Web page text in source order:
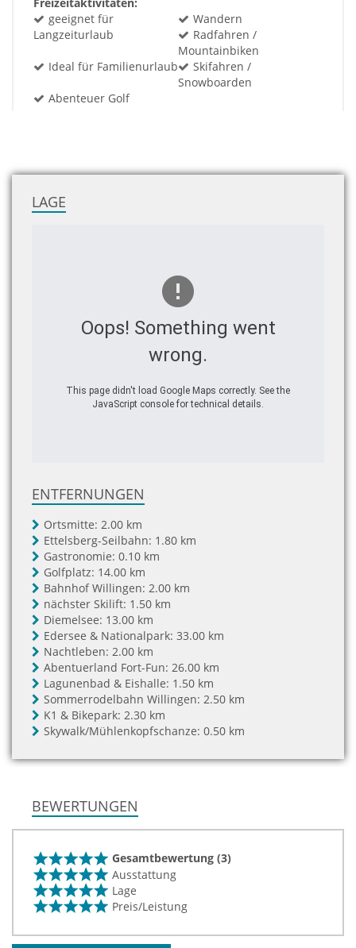
geeignet für
Langzeiturlaub
Wandern
Radfahren /
Mountainbiken
Ideal für Familienurlaub
Skifahren /
Snowboarden
Abenteuer Golf
LAGE
Oops! Something went
wrong.
This page didn't load Google Maps correctly. See the
JavaScript console for technical details.
ENTFERNUNGEN
Ortsmitte: 2.00 km
Ettelsberg-Seilbahn: 1.80 km
Gastronomie: 0.10 km
Golfplatz: 14.00 km
Bahnhof Willingen: 2.00 km
nächster Skilift: 1.50 km
Diemelsee: 13.00 km
Edersee & Nationalpark: 33.00 km
Nachtleben: 2.00 km
Abentuerland Fort-Fun: 26.00 km
Lagunenbad & Eishalle: 1.50 km
Sommerrodelbahn Willingen: 2.50 km
K1 & Bikepark: 2.30 km
Skywalk/Mühlenkopfschanze: 0.50 km
BEWERTUNGEN
Gesamtbewertung (3)
Ausstattung
Lage
Preis/Leistung